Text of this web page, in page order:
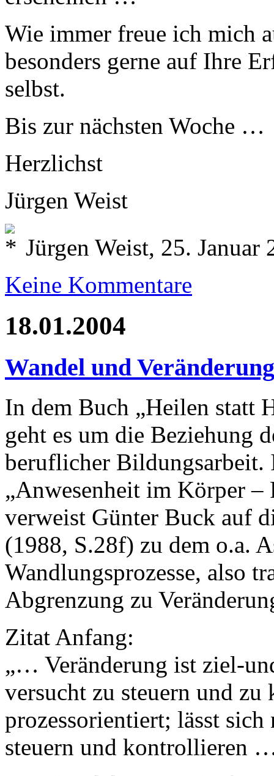
Wie immer freue ich mich
besonders gerne auf Ihre
selbst.
Bis zur nächsten Woche …
Herzlichst
Jürgen Weist
Jürgen Weist, 25. Januar
Keine Kommentare
18.01.2004
Wandel und
In dem Buch „Heilen statt
geht es um die Beziehung
beruflicher Bildungsarbeit.
„Anwesenheit im Körper
verweist Günter Buck auf
(1988, S.28f) zu dem o.a.
Wandlungsprozesse, also
Abgrenzung zu
Zitat Anfang:
„… Veränderung ist ziel-
versucht zu steuern und
prozessorientiert; lässt
steuern und kontrollieren